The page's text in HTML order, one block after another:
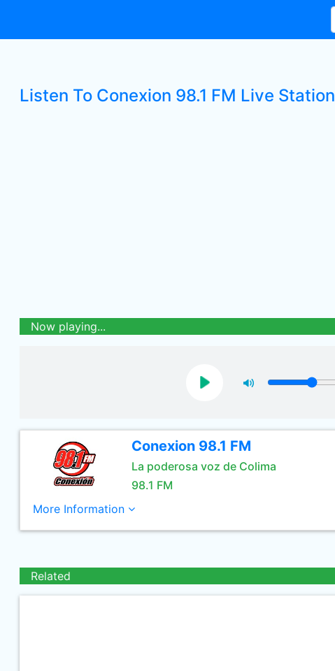
Listen To Conexion 98.1 FM Live Station
Now playing...
Conexion 98.1 FM
La poderosa voz de Colima
98.1 FM
More Information
Related